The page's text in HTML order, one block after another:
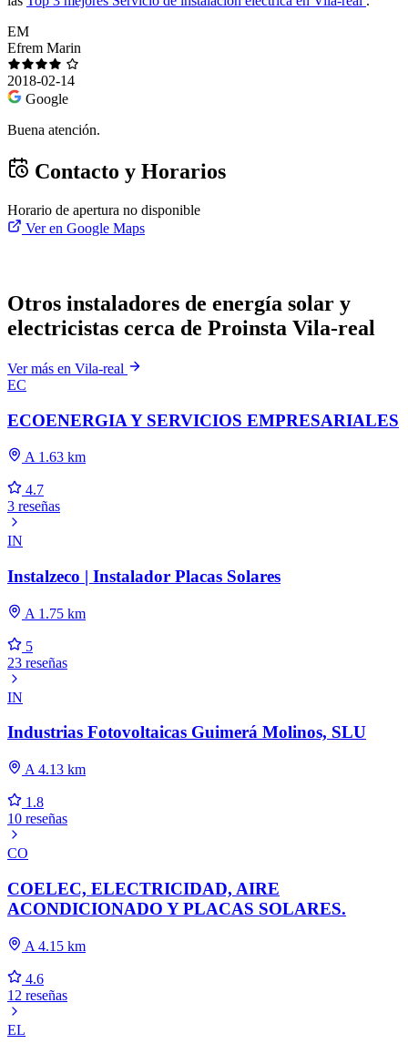
EM
Efrem Marin
2018-02-14
Google
Buena atención.
Contacto y Horarios
Horario de apertura no disponible
Ver en Google Maps
Otros instaladores de energía solar y
electricistas cerca de Proinsta Vila-real
Ver más en Vila-real
EC
ECOENERGIA Y SERVICIOS EMPRESARIALES
A 1.63 km
4.7
3 reseñas
IN
Instalzeco | Instalador Placas Solares
A 1.75 km
5
23 reseñas
IN
Industrias Fotovoltaicas Guimerá Molinos, SLU
A 4.13 km
1.8
10 reseñas
CO
COELEC, ELECTRICIDAD, AIRE
ACONDICIONADO Y PLACAS SOLARES.
A 4.15 km
4.6
12 reseñas
EL